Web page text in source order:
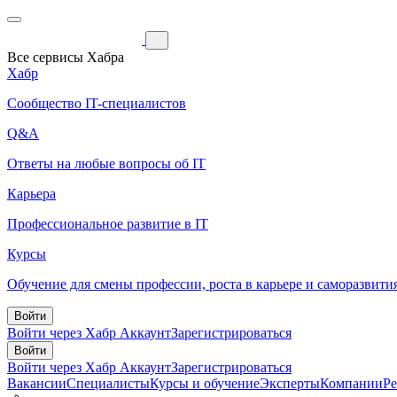
Все сервисы Хабра
Хабр
Сообщество IT-специалистов
Q&A
Ответы на любые вопросы об IT
Карьера
Профессиональное развитие в IT
Курсы
Обучение для смены профессии, роста в карьере и
Войти
Войти через Хабр АккаунтЗарегистрироваться
Войти
Войти через Хабр АккаунтЗарегистрироваться
ВакансииСпециалистыКурсы и обучениеЭкспертыКомпании